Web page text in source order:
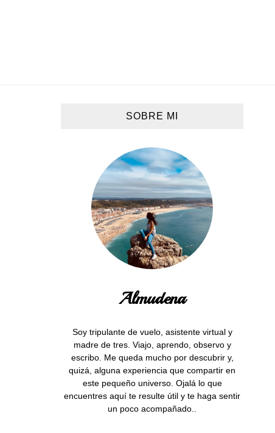
SOBRE MI
Almudena
Soy tripulante de vuelo, asistente virtual y
madre de tres. Viajo, aprendo, observo y
escribo. Me queda mucho por descubrir y,
quizá, alguna experiencia que compartir en
este pequeño universo. Ojalá lo que
encuentres aquí te resulte útil y te haga sentir
un poco acompañado..